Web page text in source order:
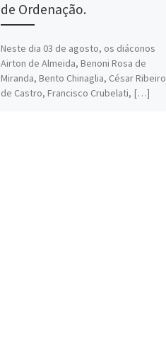
de Ordenação.
Neste dia 03 de agosto, os diáconos
Airton de Almeida, Benoni Rosa de
Miranda, Bento Chinaglia, César Ribeiro
de Castro, Francisco Crubelati, […]